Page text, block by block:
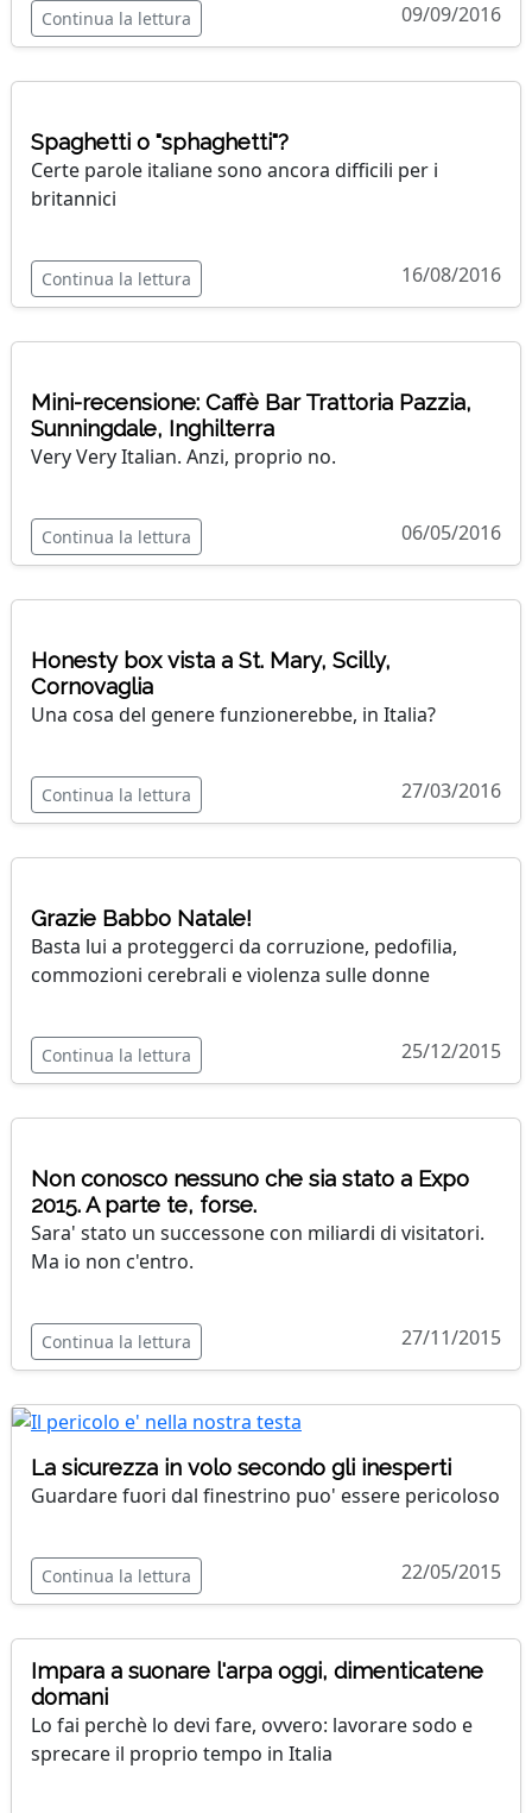
Continua la lettura 09/09/2016
Spaghetti o "sphaghetti"?
Certe parole italiane sono ancora difficili per i
britannici
Continua la lettura 16/08/2016
Mini-recensione: Caffè Bar Trattoria Pazzia,
Sunningdale, Inghilterra
Very Very Italian. Anzi, proprio no.
Continua la lettura 06/05/2016
Honesty box vista a St. Mary, Scilly,
Cornovaglia
Una cosa del genere funzionerebbe, in Italia?
Continua la lettura 27/03/2016
Grazie Babbo Natale!
Basta lui a proteggerci da corruzione, pedofilia,
commozioni cerebrali e violenza sulle donne
Continua la lettura 25/12/2015
Non conosco nessuno che sia stato a Expo
2015. A parte te, forse.
Sara' stato un successone con miliardi di visitatori.
Ma io non c'entro.
Continua la lettura 27/11/2015
La sicurezza in volo secondo gli inesperti
Guardare fuori dal finestrino puo' essere pericoloso
Continua la lettura 22/05/2015
Impara a suonare l'arpa oggi, dimenticatene
domani
Lo fai perchè lo devi fare, ovvero: lavorare sodo e
sprecare il proprio tempo in Italia